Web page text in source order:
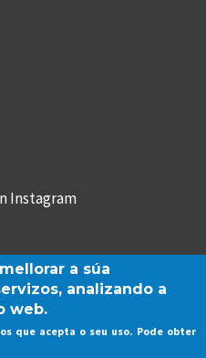
Instagram
a súa
analizando a
web.
que acepta o seu uso. Pode obter